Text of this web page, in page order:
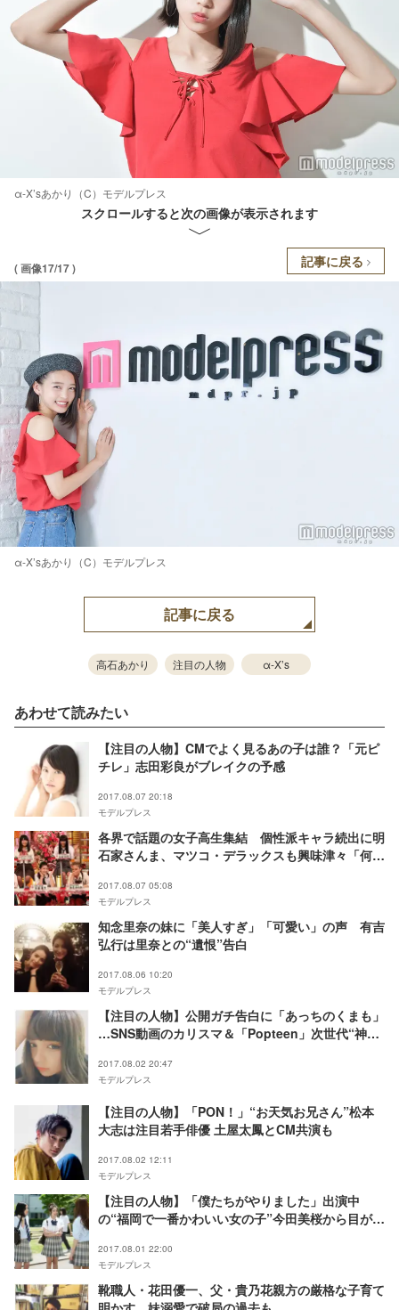
α-X’sあかり（C）モデルプレス
スクロールすると次の画像が表示されます
( 画像17/17 ) 記事に戻る
α-X’sあかり（C）モデルプレス
記事に戻る
高石あかり 注目の人物 α-X’s
あわせて読みたい
【注目の人物】CMでよく見るあの子は誰？「元ピ
チレ」志田彩良がブレイクの予感
2017.08.07 20:18
モデルプレス
各界で話題の女子高生集結 個性派キャラ続出に明
石家さんま、マツコ・デラックスも興味津々「何年
2017.08.07 05:08
モデルプレス
知念里奈の妹に「美人すぎ」「可愛い」の声 有吉
弘行は里奈との“遺恨”告白
2017.08.06 10:20
モデルプレス
【注目の人物】公開ガチ告白に「あっちのくまも」
…SNS動画のカリスマ＆「Popteen」次世代“神
2017.08.02 20:47
モデルプレス
【注目の人物】「PON！」“お天気お兄さん”松本
大志は注目若手俳優 土屋太鳳とCM共演も
2017.08.02 12:11
モデルプレス
【注目の人物】「僕たちがやりました」出演中
の“福岡で一番かわいい女の子”今田美桜から目が離
2017.08.01 22:00
モデルプレス
靴職人・花田優一、父・貴乃花親方の厳格な子育て